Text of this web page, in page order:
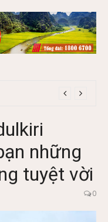
những
tuyệt vời
0